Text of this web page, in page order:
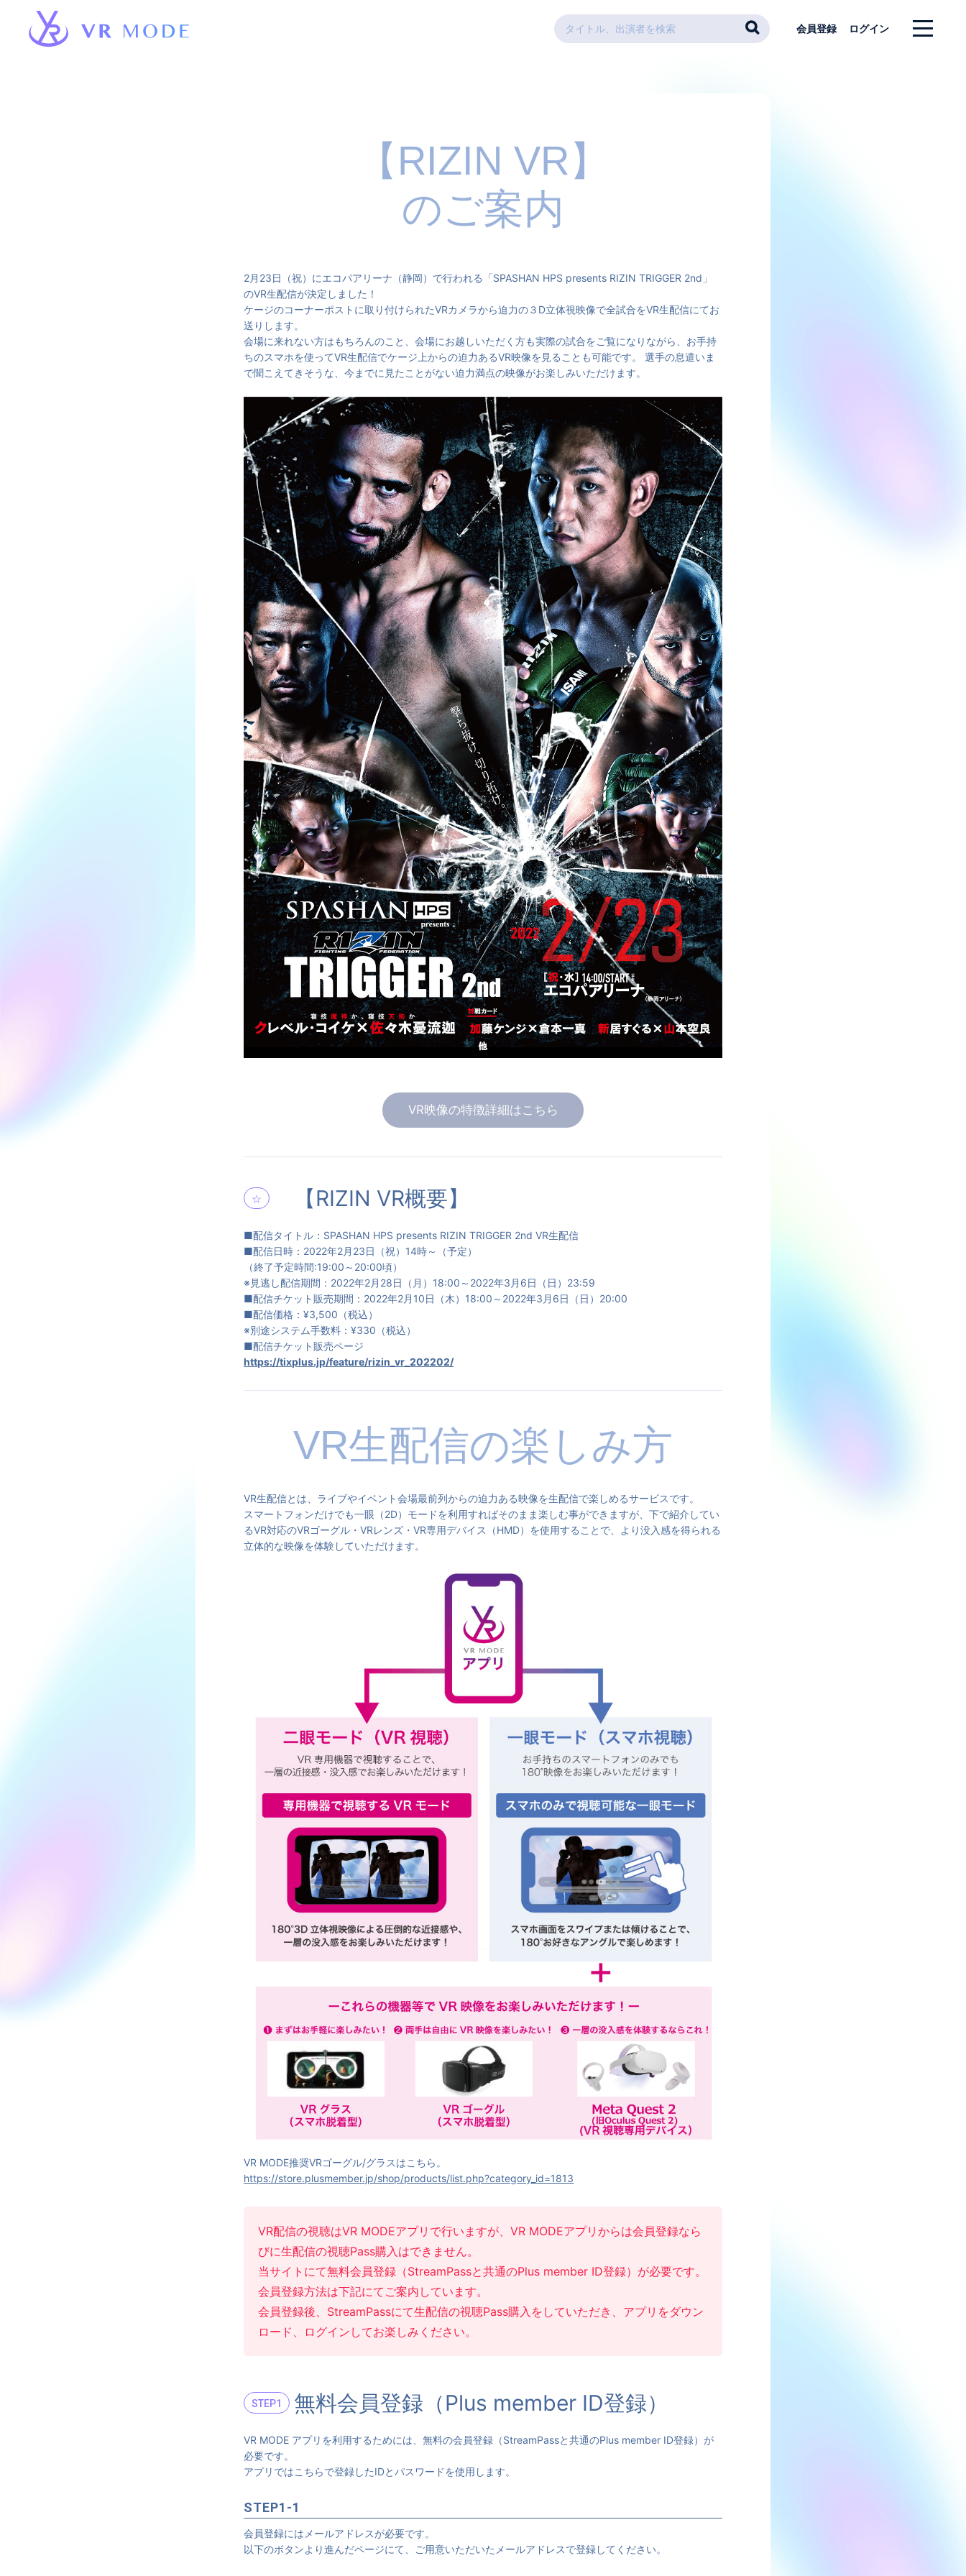
会員登録 ログイン
【RIZIN VR】
のご案内
2月23日（祝）にエコパアリーナ（静岡）で行われる「SPASHAN HPS presents RIZIN TRIGGER 2nd」
のVR生配信が決定しました！
ケージのコーナーポストに取り付けられたVRカメラから迫力の３D立体視映像で全試合をVR生配信にてお
送りします。
会場に来れない方はもちろんのこと、会場にお越しいただく方も実際の試合をご覧になりながら、お手持
ちのスマホを使ってVR生配信でケージ上からの迫力あるVR映像を見ることも可能です。 選手の息遣いま
で聞こえてきそうな、今までに見たことがない迫力満点の映像がお楽しみいただけます。
VR映像の特徴詳細はこちら
☆ 【RIZIN VR概要】
■配信タイトル：SPASHAN HPS presents RIZIN TRIGGER 2nd VR生配信
■配信日時：2022年2月23日（祝）14時～（予定）
（終了予定時間:19:00～20:00頃）
※見逃し配信期間：2022年2月28日（月）18:00～2022年3月6日（日）23:59
■配信チケット販売期間：2022年2月10日（木）18:00～2022年3月6日（日）20:00
■配信価格：¥3,500（税込）
※別途システム手数料：¥330（税込）
■配信チケット販売ページ
https://tixplus.jp/feature/rizin_vr_202202/
VR生配信の楽しみ方
VR生配信とは、ライブやイベント会場最前列からの迫力ある映像を生配信で楽しめるサービスです。
スマートフォンだけでも一眼（2D）モードを利用すればそのまま楽しむ事ができますが、下で紹介してい
るVR対応のVRゴーグル・VRレンズ・VR専用デバイス（HMD）を使用することで、より没入感を得られる
立体的な映像を体験していただけます。
VR MODE推奨VRゴーグル/グラスはこちら。
https://store.plusmember.jp/shop/products/list.php?category_id=1813
VR配信の視聴はVR MODEアプリで行いますが、VR MODEアプリからは会員登録なら
びに生配信の視聴Pass購入はできません。
当サイトにて無料会員登録（StreamPassと共通のPlus member ID登録）が必要です。
会員登録方法は下記にてご案内しています。
会員登録後、StreamPassにて生配信の視聴Pass購入をしていただき、アプリをダウン
ロード、ログインしてお楽しみください。
STEP1 無料会員登録（Plus member ID登録）
VR MODE アプリを利用するためには、無料の会員登録（StreamPassと共通のPlus member ID登録）が
必要です。
アプリではこちらで登録したIDとパスワードを使用します。
STEP1-1
会員登録にはメールアドレスが必要です。
以下のボタンより進んだページにて、ご用意いただいたメールアドレスで登録してください。